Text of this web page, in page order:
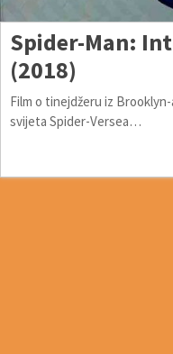
Spider-Man:
(2018)
Film o tinejdžeru iz
svijeta Spider-Versea…